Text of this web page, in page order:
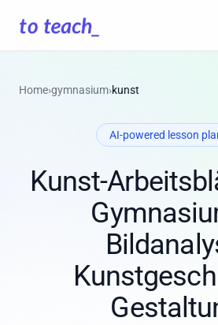
Home›gymnasium›kunst
AI-powered lesson
Kunst-